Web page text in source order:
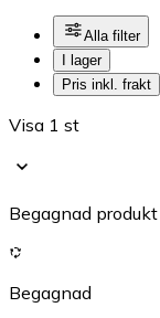
Alla filter
I lager
Pris inkl. frakt
Visa 1 st
Begagnad produkt
Begagnad